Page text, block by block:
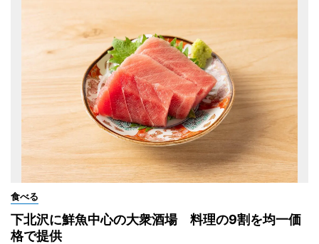
食べる
下北沢に鮮魚中心の大衆酒場 料理の9割を均一価
格で提供